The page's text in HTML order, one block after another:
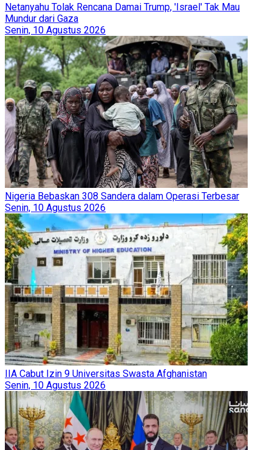
Netanyahu Tolak Rencana Damai Trump, 'Israel' Tak Mau
Mundur dari Gaza
Senin, 10 Agustus 2026
Nigeria Bebaskan 308 Sandera dalam Operasi Terbesar
Senin, 10 Agustus 2026
IIA Cabut Izin 9 Universitas Swasta Afghanistan
Senin, 10 Agustus 2026